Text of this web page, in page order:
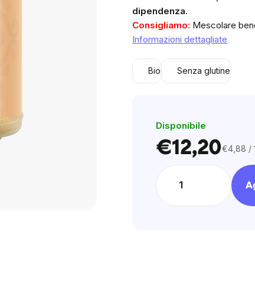
stars.
dipendenza.
Consigliamo: Mescolare
Informazioni dettagliate
Bio Senza glutine
Disponibile
€12,20 Prezzo
unitario:
€4,88 /